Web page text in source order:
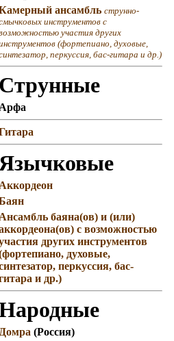
ансамбль струнно-
инструментов с
участия других
(фортепиано, духовые,
перкуссия, бас-гитара и др.)
Струнные
Арфа
Аккордеон
Ансамбль баяна(ов) и (или)
с возможностью
других инструментов
духовые,
перкуссия, бас-
и др.)
Домра (Россия)